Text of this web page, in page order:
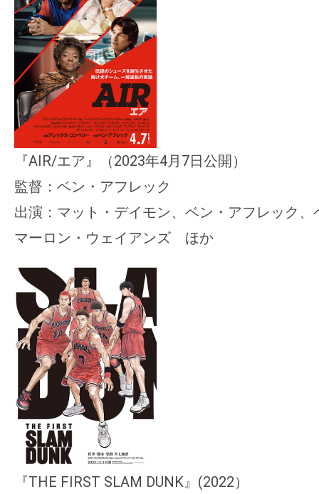
『AIR/エア』（2023年4月7日公開）
監督：ベン・アフレック
出演：マット・デイモン、ベン・アフレック
マーロン・ウェイアンズ ほか
『THE FIRST SLAM DUNK 』(2022）